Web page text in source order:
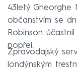
43letý Gheorghe
občanstvím se
Robinson
popřel.
Zpravodajský
londýnským